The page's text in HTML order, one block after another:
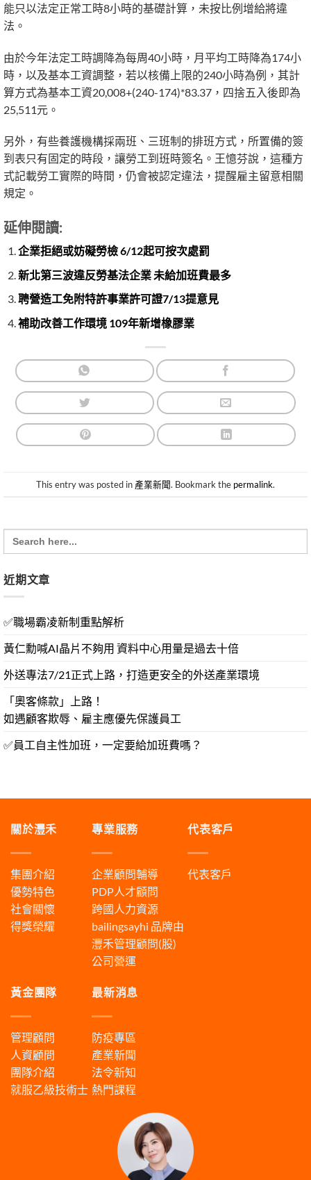
能只以法定正常工時8小時的基礎計算，未按比例增給將違
法。
由於今年法定工時調降為每周40小時，月平均工時降為174小
時，以及基本工資調整，若以核備上限的240小時為例，其計
算方式為基本工資20,008+(240-174)*83.37，四捨五入後即為
25,511元。
另外，有些養護機構採兩班、三班制的排班方式，所置備的簽
到表只有固定的時段，讓勞工到班時簽名。王憶芬說，這種方
式記載勞工實際的時間，仍會被認定違法，提醒雇主留意相關
規定。
延伸閱讀:
企業拒絕或妨礙勞檢 6/12起可按次處罰
新北第三波違反勞基法企業 未給加班費最多
聘營造工免附特許事業許可證7/13提意見
補助改善工作環境 109年新增橡膠業
This entry was posted in 產業新聞. Bookmark the permalink.
Search
for:
近期文章
✅職場霸凌新制重點解析
黃仁勳喊AI晶片不夠用 資料中心用量是過去十倍
外送專法7/21正式上路，打造更安全的外送產業環境
「奧客條款」上路！
如遇顧客欺辱、雇主應優先保護員工
✅員工自主性加班，一定要給加班費嗎？
關於灃禾
集團介紹
優勢特色
社會關懷
得獎榮耀
專業服務
企業顧問輔導
PDP人才顧問
跨國人力資源
bailingsayhi 品牌由
灃禾管理顧問(股)
公司營運
代表客戶
代表客戶
黃金團隊
管理顧問
人資顧問
團隊介紹
就服乙級技術士
最新消息
防疫專區
產業新聞
法令新知
熱門課程